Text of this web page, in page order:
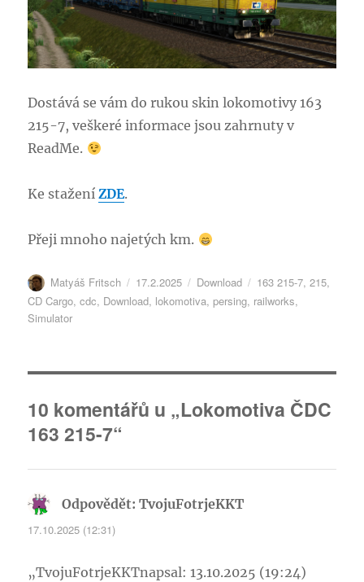
Dostává se vám do rukou skin lokomotivy 163
215-7, veškeré informace jsou zahrnuty v
ReadMe.
Ke staženíZDE.
Přeji mnoho najetých km.
Autor:
Matyáš Fritsch Publikováno:
17.2.2025 Rubriky:
Download Štítky:
163 215-7,215,
CD Cargo,cdc, Download, lokomotiva,persing, railworks,
Simulator
10 komentářů u „Lokomotiva ČDC
163 215-7“
Odpovědět: TvojuFotrjeKKT
17.10.2025 (12:31)
„TvojuFotrjeKKTnapsal: 13.10.2025 (19:24)